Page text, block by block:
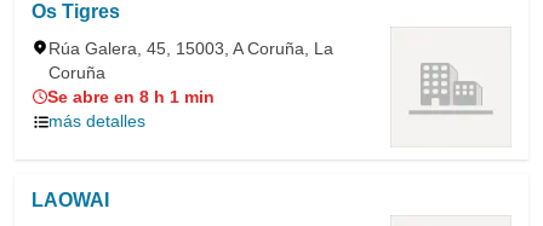
Os Tigres
Rúa Galera, 45, 15003, A Coruña, La
Coruña
Se abre en 8 h 1 min
más detalles
LAOWAI